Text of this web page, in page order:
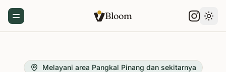
Toggle Menu Bloom
Melayani area Pangkal Pinang dan sekitarnya